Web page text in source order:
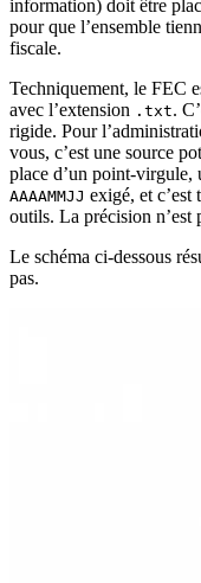
information) doit être
pour que l’ensemble
fiscale.
Techniquement, le FEC
avec l’extension .txt.
rigide. Pour
vous, c’est une source
place d’un point-virgule,
AAAAMMJJ exigé, et
outils. La précision n’est
Le schéma ci-dessous
pas.